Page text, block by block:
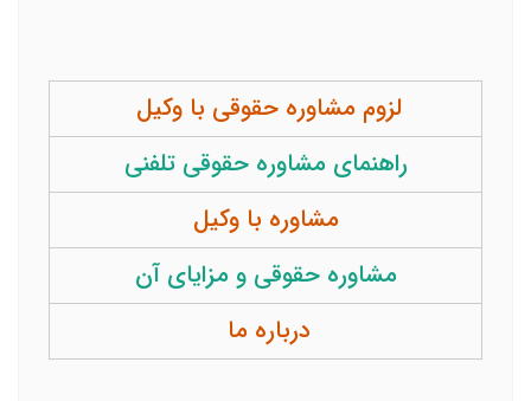
لزوم مشاوره حقوقی با وکیل
راهنمای مشاوره حقوقی تلفنی
مشاوره با وکیل
مشاوره حقوقی و مزایای آن
درباره ما